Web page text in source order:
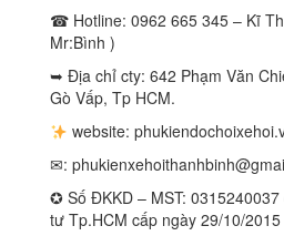
☎ Hotline: 0962 665 345 – Kĩ
Mr:Bình )
➥ Địa chỉ cty: 642 Phạm Văn
Gò Vấp, Tp HCM.
website:
✉:
✪ Số ĐKKD – MST:
tư Tp.HCM cấp ngày 29/10/2015